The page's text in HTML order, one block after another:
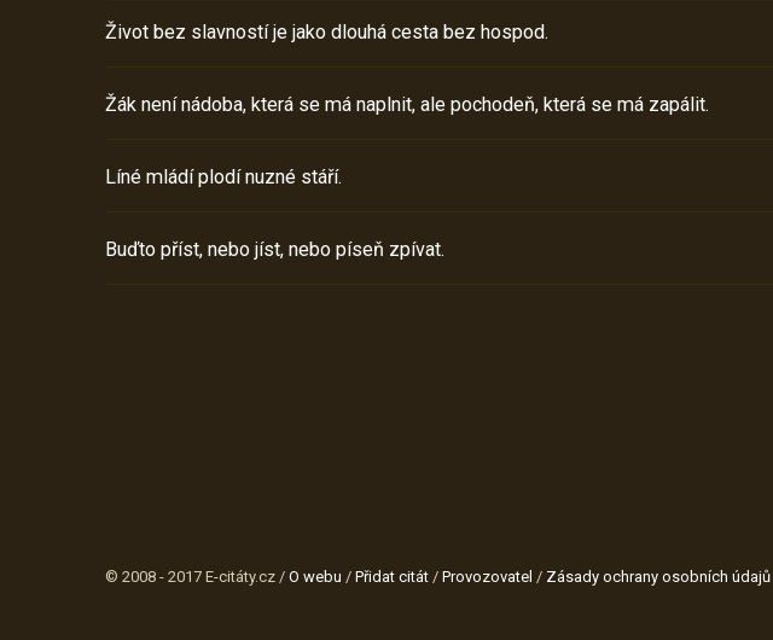
Život bez slavností je jako dlouhá cesta bez hospod.
Žák není nádoba, která se má naplnit, ale pochodeň, která se má zapálit.
Líné mládí plodí nuzné stáří.
Buďto příst, nebo jíst, nebo píseň zpívat.
© 2008 - 2017 E-citáty.cz / O webu / Přidat citát / Provozovatel / Zásady ochrany osobních údajů